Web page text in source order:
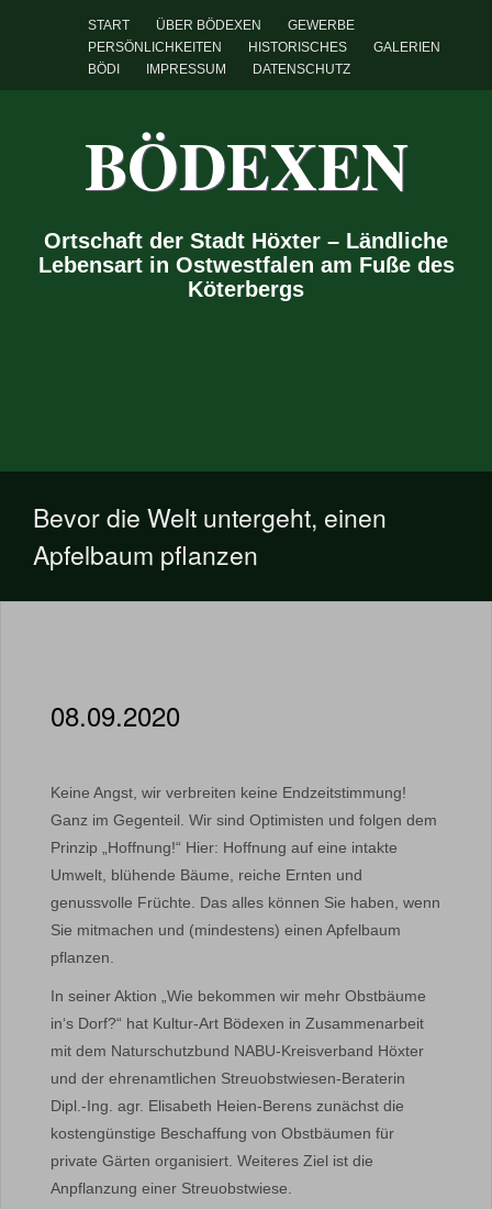
START ÜBER BÖDEXEN
GEWERBE
PERSÖNLICHKEITEN
HISTORISCHES
GALERIEN
BÖDI
IMPRESSUM DATENSCHUTZ
BÖDEXEN
Ortschaft der Stadt Höxter – Ländliche
Lebensart in Ostwestfalen am Fuße des
Köterbergs
Bevor die Welt untergeht, einen
Apfelbaum pflanzen
08.09.2020
Keine Angst, wir verbreiten keine Endzeitstimmung!
Ganz im Gegenteil. Wir sind Optimisten und folgen dem
Prinzip „Hoffnung!“ Hier: Hoffnung auf eine intakte
Umwelt, blühende Bäume, reiche Ernten und
genussvolle Früchte. Das alles können Sie haben, wenn
Sie mitmachen und (mindestens) einen Apfelbaum
pflanzen.
In seiner Aktion „Wie bekommen wir mehr Obstbäume
in‘s Dorf?“ hat Kultur-Art Bödexen in Zusammenarbeit
mit dem Naturschutzbund NABU-Kreisverband Höxter
und der ehrenamtlichen Streuobstwiesen-Beraterin
Dipl.-Ing. agr. Elisabeth Heien-Berens zunächst die
kostengünstige Beschaffung von Obstbäumen für
private Gärten organisiert. Weiteres Ziel ist die
Anpflanzung einer Streuobstwiese.